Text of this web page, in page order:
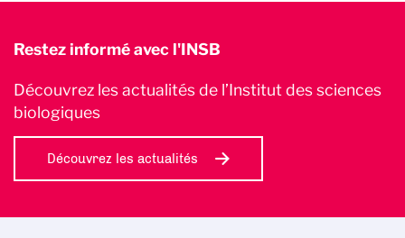
Restez informé avec l'INSB
Découvrez les actualités de l’Institut des sciences
biologiques
Découvrez les actualités